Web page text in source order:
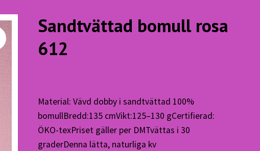
Sandtvättad bomull rosa
612
Material: Vävd dobby i sandtvättad 100%
bomullBredd:135 cmVikt:125–130 gCertifierad:
ÖKO-texPriset gäller per DMTvättas i 30
graderDenna lätta, naturliga kv